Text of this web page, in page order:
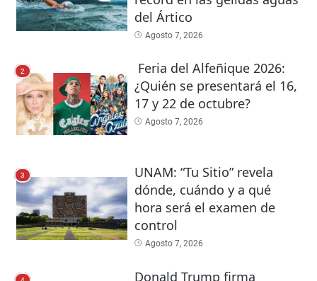
del Ártico
Agosto 7, 2026
2
Feria del Alfeñique 2026:
¿Quién se presentará el 16,
17 y 22 de octubre?
Agosto 7, 2026
3
UNAM: “Tu Sitio” revela
dónde, cuándo y a qué
hora será el examen de
control
Agosto 7, 2026
Donald Trump firma